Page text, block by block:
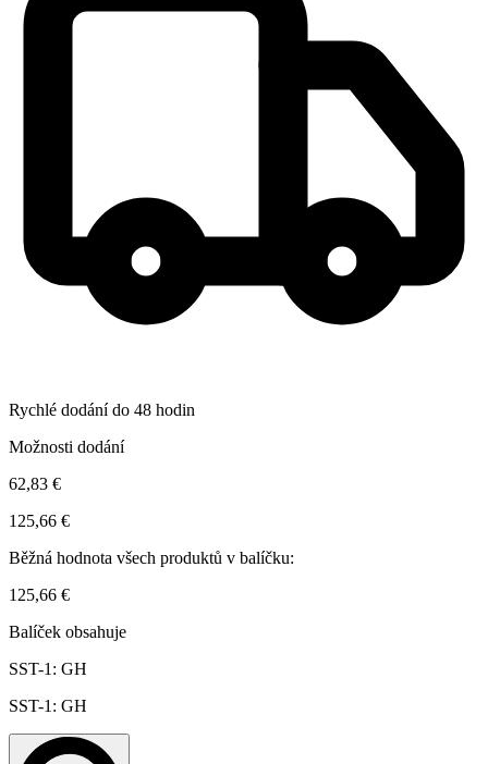
Rychlé dodání do 48 hodin
Možnosti dodání
62,83 €
125,66 €
Běžná hodnota všech produktů v balíčku:
125,66 €
Balíček obsahuje
SST-1: GH
SST-1: GH